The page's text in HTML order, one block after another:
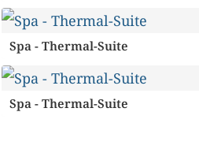
Spa - Thermal-Suite
Spa - Thermal-Suite